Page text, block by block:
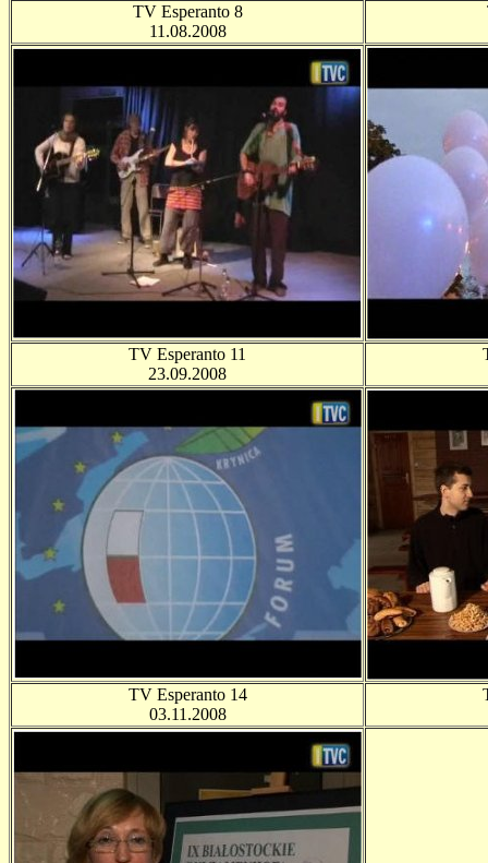
TV Esperanto 8
11.08.2008
TV Esperanto 11
23.09.2008
TV Esperanto 14
03.11.2008